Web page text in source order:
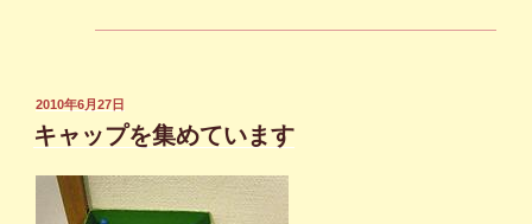
投
稿
日:
2010年6月27日
キャップを集めています